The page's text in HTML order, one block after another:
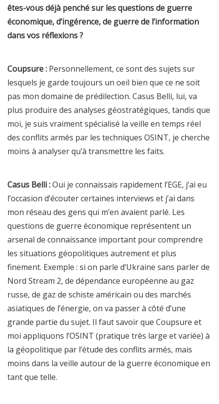
êtes-vous déjà penché sur les questions de guerre
économique, d’ingérence, de guerre de l’information
dans vos réflexions ?
Coupsure : Personnellement, ce sont des sujets sur
lesquels je garde toujours un oeil bien que ce ne soit
pas mon domaine de prédilection. Casus Belli, lui, va
plus produire des analyses géostratégiques, tandis que
moi, je suis vraiment spécialisé la veille en temps réel
des conflits armés par les techniques OSINT, je cherche
moins à analyser qu’à transmettre les faits.
Casus Belli :Oui je connaissais rapidement l’EGE, j’ai eu
l’occasion d’écouter certaines interviews et j’ai dans
mon réseau des gens qui m’en avaient parlé. Les
questions de guerre économique représentent un
arsenal de connaissance important pour comprendre
les situations géopolitiques autrement et plus
finement. Exemple : si on parle d’Ukraine sans parler de
Nord Stream 2, de dépendance européenne au gaz
russe, de gaz de schiste américain ou des marchés
asiatiques de l’énergie, on va passer à côté d’une
grande partie du sujet. Il faut savoir que Coupsure et
moi appliquons l’OSINT (pratique très large et variée) à
la géopolitique par l’étude des conflits armés, mais
moins dans la veille autour de la guerre économique en
tant que telle.